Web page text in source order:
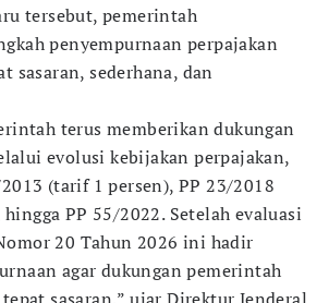
tersebut, pemerintah
penyempurnaan perpajakan
sasaran, sederhana, dan
terus memberikan dukungan
evolusi kebijakan perpajakan,
(tarif 1 persen), PP 23/2018
PP 55/2022. Setelah evaluasi
20 Tahun 2026 ini hadir
agar dukungan pemerintah